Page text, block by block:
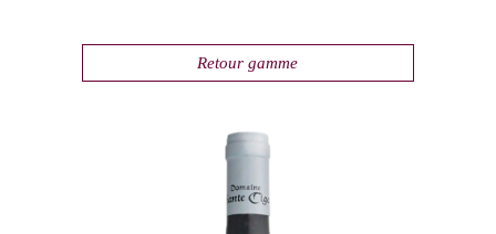
Retour gamme